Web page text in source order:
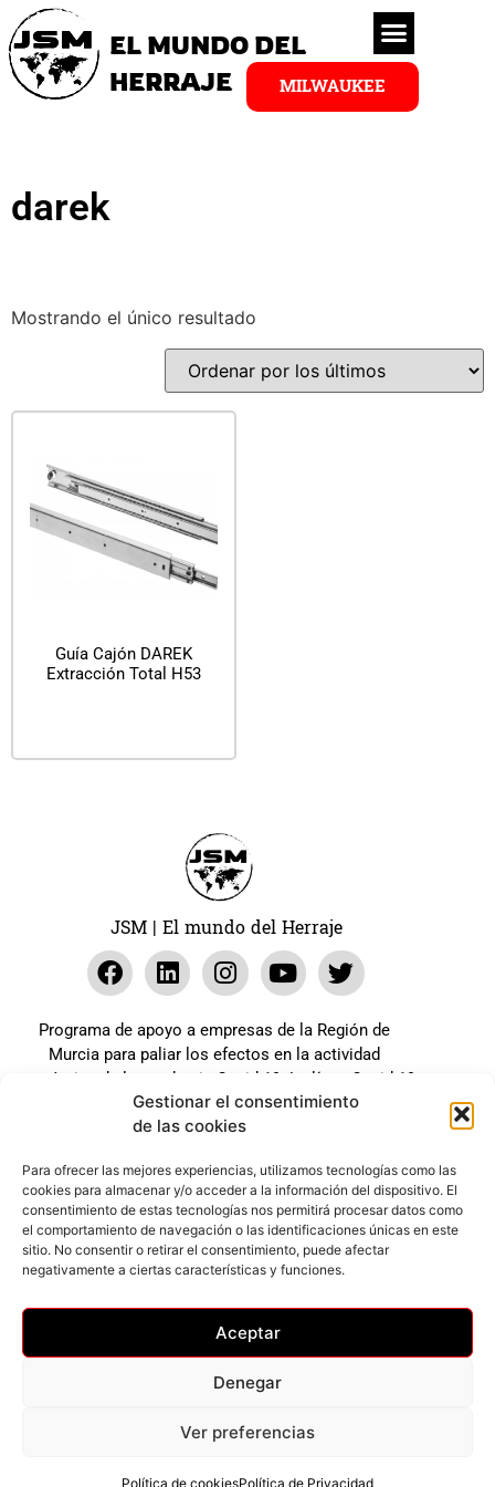
Gestionar el consentimiento
de las cookies
Para ofrecer las mejores experiencias, utilizamos tecnologías como las
cookies para almacenar y/o acceder a la información del dispositivo. El
consentimiento de estas tecnologías nos permitirá procesar datos como
el comportamiento de navegación o las identificaciones únicas en este
sitio. No consentir o retirar el consentimiento, puede afectar
negativamente a ciertas características y funciones.
Aceptar
Denegar
Ver preferencias
Política de cookiesPolítica de Privacidad
EL MUNDO DEL
HERRAJE
MILWAUKEE
darek
Mostrando el único resultado
Guía Cajón DAREK
Extracción Total H53
JSM | El mundo del Herraje
Programa de apoyo a empresas de la Región de
Murcia para paliar los efectos en la actividad
económica de la pandemia Covid-19. La línea Covid-19
coste cero cofinanciada por la unión europea.
Expediente: 2020.07.COSI.0483
Web desarrollada gracias al Programa Kit Digital
Cofinanciado por los Fondos Next Generation (EU) del
–Accesibilidad–Cookies
© Todos los derechos reservados